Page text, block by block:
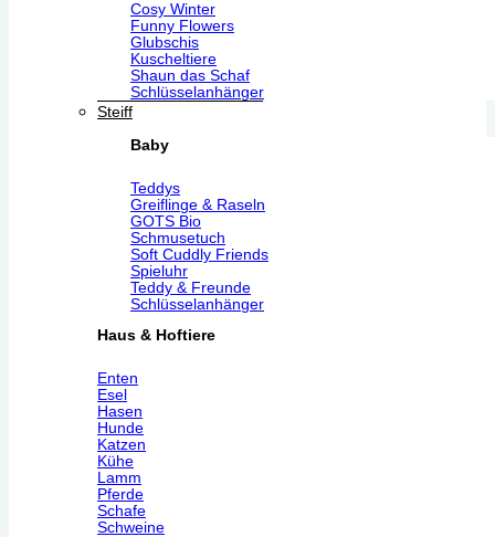
Cosy Winter
Funny Flowers
Glubschis
Kuscheltiere
Shaun das Schaf
Schlüsselanhänger
Steiff
Baby
Teddys
Greiflinge & Raseln
GOTS Bio
Schmusetuch
Soft Cuddly Friends
Spieluhr
Teddy & Freunde
Schlüsselanhänger
Haus & Hoftiere
Enten
Esel
Hasen
Hunde
Katzen
Kühe
Lamm
Pferde
Schafe
Schweine